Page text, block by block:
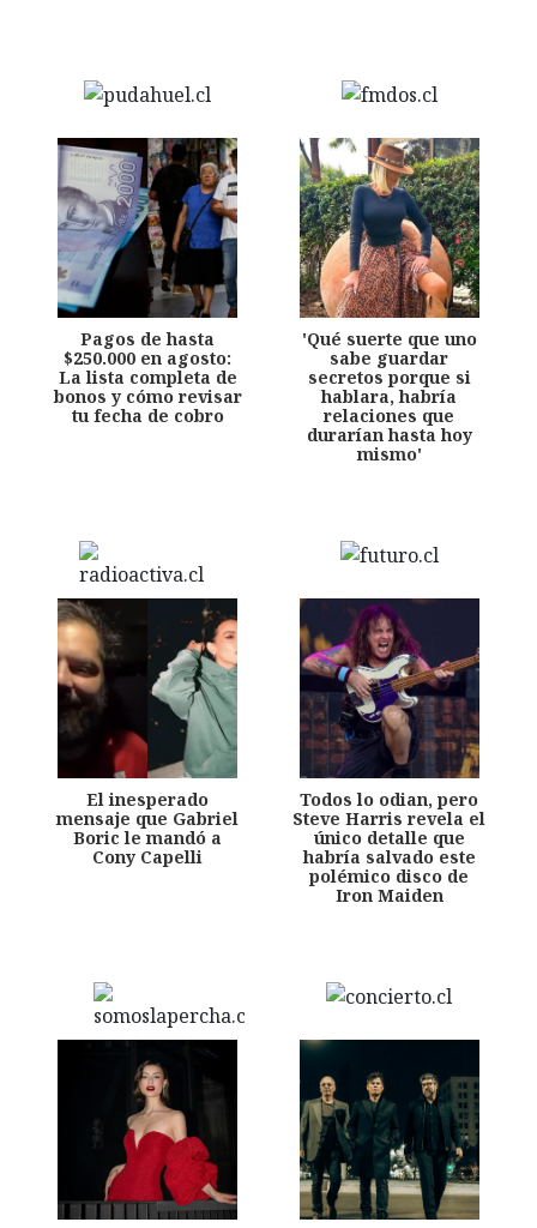
Pagos de hasta
$250.000 en agosto:
La lista completa de
bonos y cómo revisar
tu fecha de cobro
'Qué suerte que uno
sabe guardar
secretos porque si
hablara, habría
relaciones que
durarían hasta hoy
mismo'
El inesperado
mensaje que Gabriel
Boric le mandó a
Cony Capelli
Todos lo odian, pero
Steve Harris revela el
único detalle que
habría salvado este
polémico disco de
Iron Maiden